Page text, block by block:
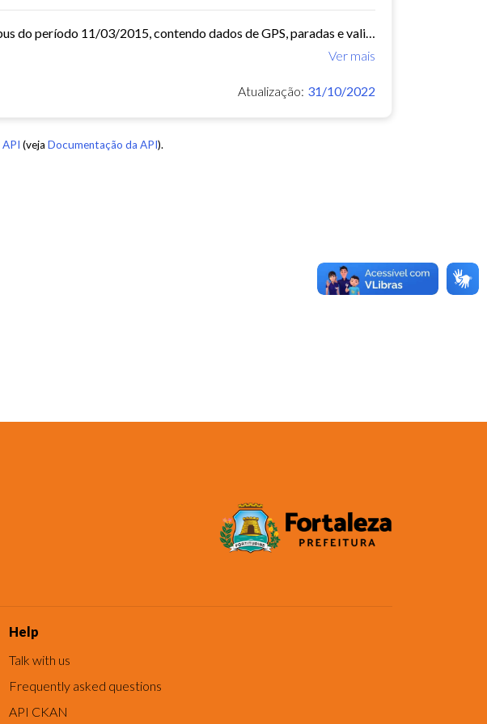
O arquivo contem dados de mobilidade de ônibus do período 11/03/2015, contendo dados de GPS, paradas e validação.
Ver mais
Atualização: 31/10/2022
API (veja Documentação da API).
Help
Talk with us
Frequently asked questions
API CKAN